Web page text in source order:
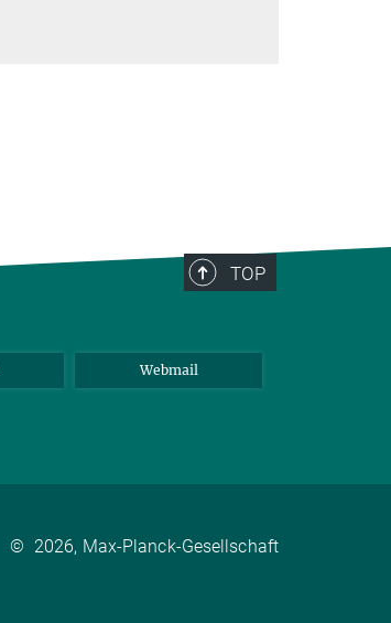
TOP
Webmail
© 2026, Max-Planck-Gesellschaft